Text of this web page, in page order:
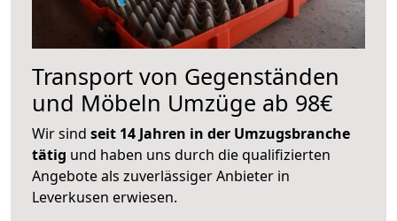
Transport von Gegenständen
und Möbeln Umzüge ab 98€
Wir sind seit 14 Jahren in der Umzugsbranche
tätig und haben uns durch die qualifizierten
Angebote als zuverlässiger Anbieter in
Leverkusen erwiesen.